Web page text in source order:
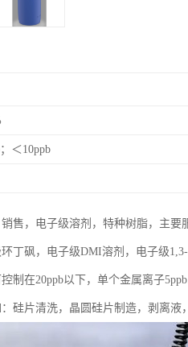
＜10ppb
售，电子级溶剂，特种树脂，主要
丁砜，电子级DMI溶剂，电子级
制在20ppb以下，单个金属离子
硅片清洗，晶圆硅片制造，剥离液